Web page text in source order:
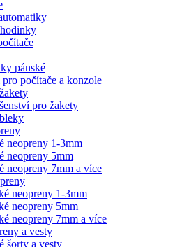
pánské
počítače a konzole
pro žakety
neopreny 1-3mm
neopreny 5mm
neopreny 7mm a více
neopreny 1-3mm
neopreny 5mm
neopreny 7mm a více
a vesty
šorty a vesty